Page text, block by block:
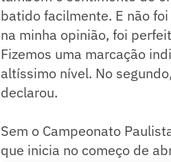
batido facilmente. E não
na minha opinião, foi
Fizemos uma marcação
altíssimo nível. No
declarou.
Sem o Campeonato
que inicia no começo de